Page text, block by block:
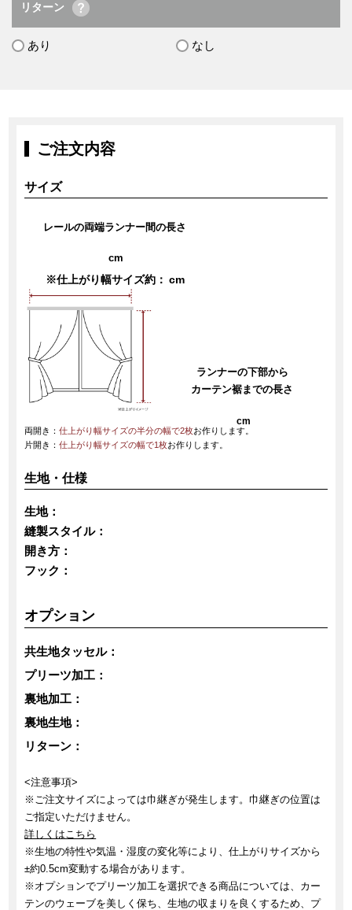
リターン
あり なし
ご注文内容
サイズ
レールの両端ランナー間の長さ
cm
※仕上がり幅サイズ約： cm
両開き：仕上がり幅サイズの半分の幅で2枚お作りします。
片開き：仕上がり幅サイズの幅で1枚お作りします。
ランナーの下部から
カーテン裾までの長さ
cm
生地・仕様
生地：
縫製スタイル：
開き方：
フック：
オプション
共生地タッセル：
プリーツ加工：
裏地加工：
裏地生地：
リターン：
<注意事項>
※ご注文サイズによっては巾継ぎが発生します。巾継ぎの位置は
ご指定いただけません。
詳しくはこちら
※生地の特性や気温・湿度の変化等により、仕上がりサイズから
±約0.5cm変動する場合があります。
※オプションでプリーツ加工を選択できる商品については、カー
テンのウェーブを美しく保ち、生地の収まりを良くするため、プ